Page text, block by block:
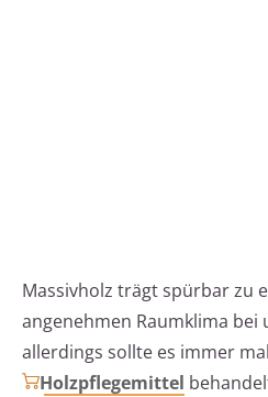
Massivholz trägt spürbar zu
angenehmen Raumklima bei
allerdings sollte es immer
Holzpflegemittel